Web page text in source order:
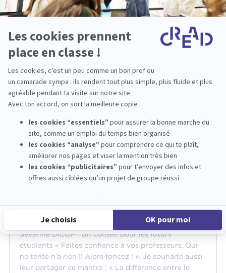
Qu’est-ce que vous appréciez tout particulièrement
sont selon vous les qualités à avoir ?
Séverine DICOP : Ce que j’apprécie dans cette
d’avoir des interventions quotidiennes (prospection,
communication, contact clientèle et professionnels,
créativité, technicité, gestion…). Le métier
d’architecte d’intérieur design global est un métier
technique et exigeant. En tant qu’entrepreneur il faut
être multi-tâches. Ce métier me permet d’analyser le
regard de mes clients au sujet d’un plan que je
propose auquel ils n’auraient pas pensé, ou d’un
matériau nouveau et ingénieux… C’est aussi pour
cela qu’ils font appel à nos services.
futurs étudiants de l’école d'architecture d'intérieur
Séverine DICOP : Un conseil pour les futurs
étudiants « Faites confiance à vos professeurs. Qui
ne tente n’a rien !! Alors foncez ! ». Je souhaite aussi
leur partager ce mantra : « La différence entre le